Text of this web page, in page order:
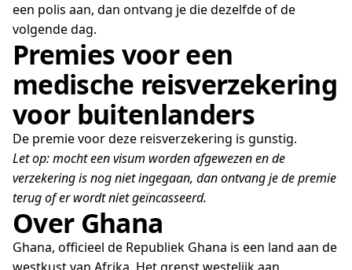
een polis aan, dan ontvang je die dezelfde of de
volgende dag.
Premies voor een
medische reisverzekering
voor buitenlanders
De premie voor deze reisverzekering is gunstig.
Let op: mocht een visum worden afgewezen en de
verzekering is nog niet ingegaan, dan ontvang je de premie
terug of er wordt niet geïncasseerd.
Over Ghana
Ghana, officieel de Republiek Ghana is een land aan de